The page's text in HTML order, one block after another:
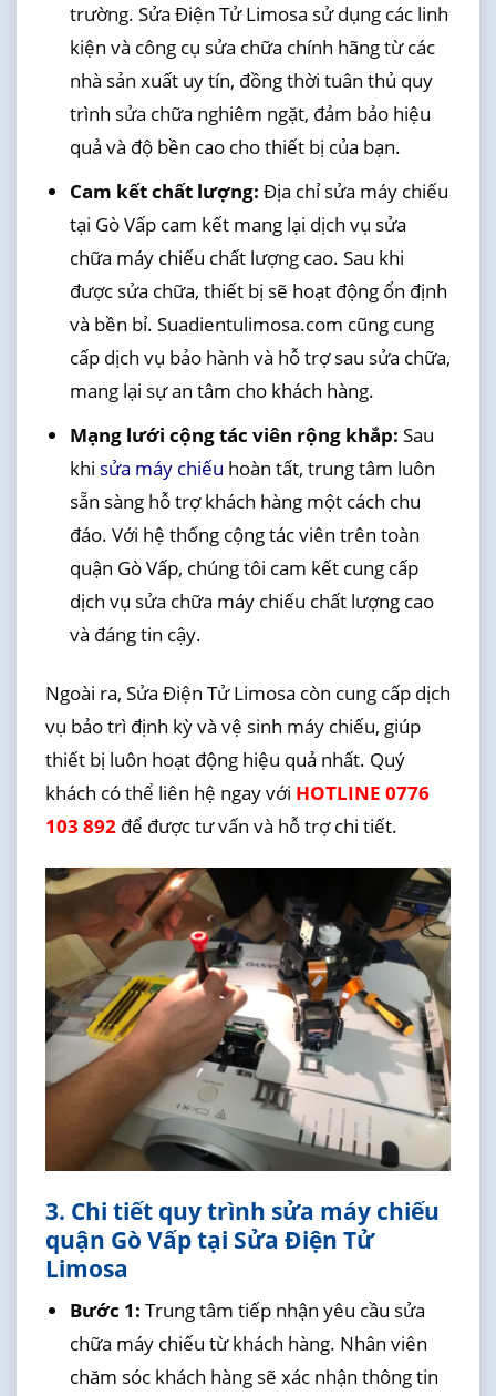
trường. Sửa Điện Tử Limosa sử dụng các linh
kiện và công cụ sửa chữa chính hãng từ các
nhà sản xuất uy tín, đồng thời tuân thủ quy
trình sửa chữa nghiêm ngặt, đảm bảo hiệu
quả và độ bền cao cho thiết bị của bạn.
Cam kết chất lượng: Địa chỉ sửa máy chiếu
tại Gò Vấp cam kết mang lại dịch vụ sửa
chữa máy chiếu chất lượng cao. Sau khi
được sửa chữa, thiết bị sẽ hoạt động ổn định
và bền bỉ. Suadientulimosa.com cũng cung
cấp dịch vụ bảo hành và hỗ trợ sau sửa chữa,
mang lại sự an tâm cho khách hàng.
Mạng lưới cộng tác viên rộng khắp: Sau
khi sửa máy chiếu hoàn tất, trung tâm luôn
sẵn sàng hỗ trợ khách hàng một cách chu
đáo. Với hệ thống cộng tác viên trên toàn
quận Gò Vấp, chúng tôi cam kết cung cấp
dịch vụ sửa chữa máy chiếu chất lượng cao
và đáng tin cậy.
Ngoài ra, Sửa Điện Tử Limosa còn cung cấp dịch
vụ bảo trì định kỳ và vệ sinh máy chiếu, giúp
thiết bị luôn hoạt động hiệu quả nhất. Quý
khách có thể liên hệ ngay với HOTLINE 0776
103 892để được tư vấn và hỗ trợ chi tiết.
3. Chi tiết quy trình sửa máy chiếu
quận Gò Vấp tại Sửa Điện Tử
Limosa
Bước 1: Trung tâm tiếp nhận yêu cầu sửa
chữa máy chiếu từ khách hàng. Nhân viên
chăm sóc khách hàng sẽ xác nhận thông tin